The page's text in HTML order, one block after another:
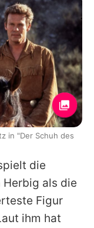
die
Herbig als die
Figur
ihm hat
in "Der Schuh des